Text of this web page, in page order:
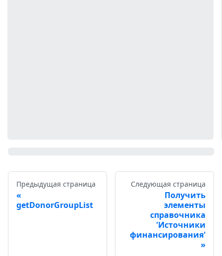
Предыдущая страница
getDonorGroupList
Следующая страница
Получить
элементы
справочника
'Источники
финансирования'